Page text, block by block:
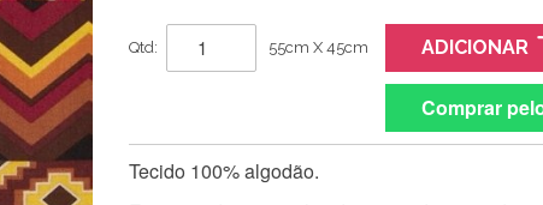
Qtd: 55cm X 45cm ADICIONAR
Comprar
Tecido 100% algodão.